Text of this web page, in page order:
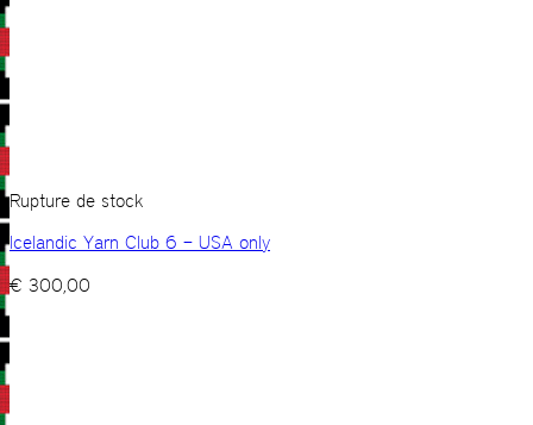
Rupture de stock
Icelandic Yarn Club 6 – USA only
€ 300,00